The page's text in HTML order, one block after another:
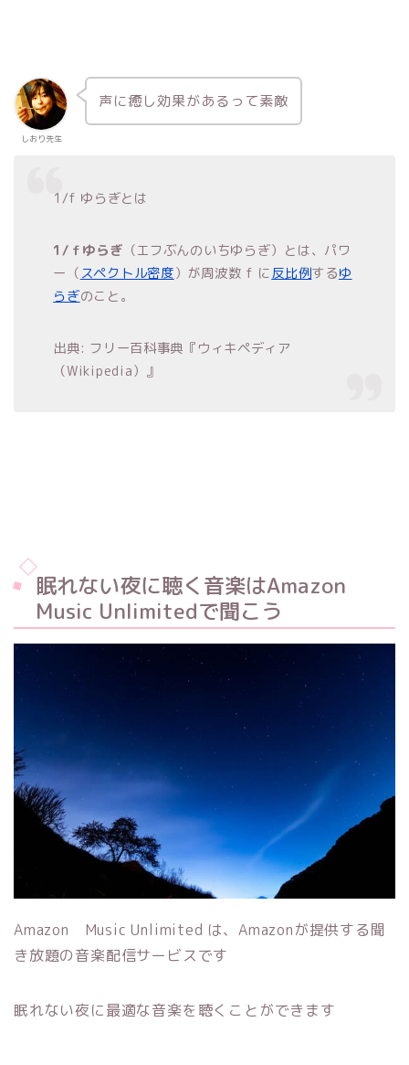
しおり先生
声に癒し効果があるって素敵
1/f ゆらぎとは
1/ｆゆらぎ （エフぶんのいちゆらぎ）とは、パワ
ー（ スペクトル密度）が周波数 f に反比例するゆ
らぎのこと。
出典: フリー百科事典『ウィキペディア
（Wikipedia）』
眠れない夜に聴く音楽はAmazon
Music Unlimitedで聞こう
Amazon Music Unlimited は、Amazonが提供する聞
き放題の音楽配信サービスです
眠れない夜に最適な音楽を聴くことができます